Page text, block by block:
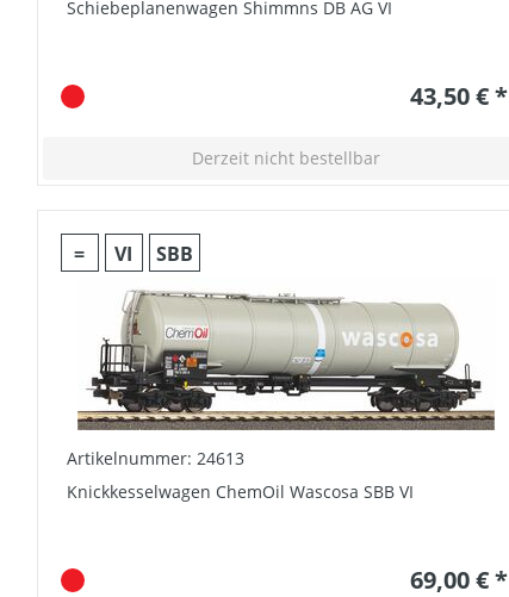
Schiebeplanenwagen Shimmns DB AG VI
43,50 € *
Derzeit nicht bestellbar
= VI SBB
Artikelnummer: 24613
Knickkesselwagen ChemOil Wascosa SBB VI
69,00 € *